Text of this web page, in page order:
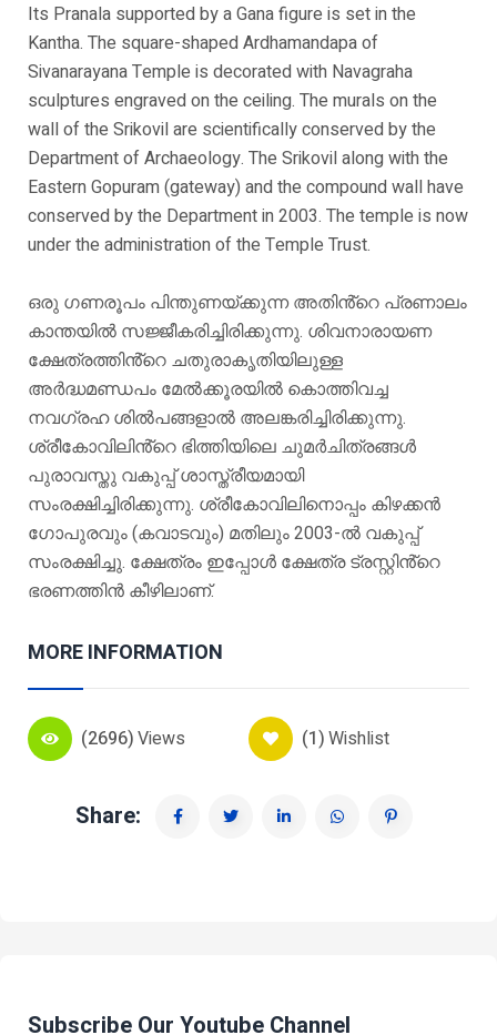
Its Pranala supported by a Gana figure is set in the
Kantha. The square-shaped Ardhamandapa of
Sivanarayana Temple is decorated with Navagraha
sculptures engraved on the ceiling. The murals on the
wall of the Srikovil are scientifically conserved by the
Department of Archaeology. The Srikovil along with the
Eastern Gopuram (gateway) and the compound wall have
conserved by the Department in 2003. The temple is now
under the administration of the Temple Trust.
ഒരു ഗണരൂപം പിന്തുണയ്ക്കുന്ന അതിൻ്റെ പ്രണാലം
കാന്തയിൽ സജ്ജീകരിച്ചിരിക്കുന്നു. ശിവനാരായണ
ക്ഷേത്രത്തിൻ്റെ ചതുരാകൃതിയിലുള്ള
അർദ്ധമണ്ഡപം മേൽക്കൂരയിൽ കൊത്തിവച്ച
നവഗ്രഹ ശിൽപങ്ങളാൽ അലങ്കരിച്ചിരിക്കുന്നു.
ശ്രീകോവിലിൻ്റെ ഭിത്തിയിലെ ചുമർചിത്രങ്ങൾ
പുരാവസ്തു വകുപ്പ് ശാസ്ത്രീയമായി
സംരക്ഷിച്ചിരിക്കുന്നു. ശ്രീകോവിലിനൊപ്പം കിഴക്കൻ
ഗോപുരവും (കവാടവും) മതിലും 2003-ൽ വകുപ്പ്
സംരക്ഷിച്ചു. ക്ഷേത്രം ഇപ്പോൾ ക്ഷേത്ര ട്രസ്റ്റിൻ്റെ
ഭരണത്തിൻ കീഴിലാണ്.
MORE INFORMATION
(2696)Views (1)Wishlist
Share:
Subscribe Our Youtube Channel